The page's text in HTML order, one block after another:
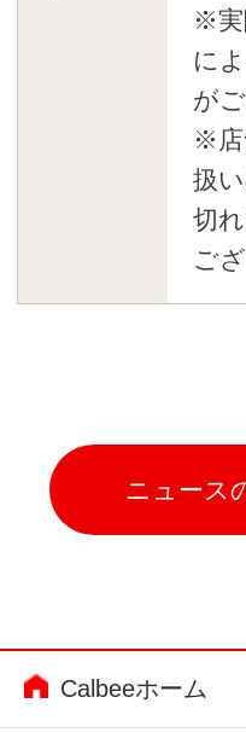
※実
に
が
※店
扱
切
ご
ニュース
Calbeeホーム